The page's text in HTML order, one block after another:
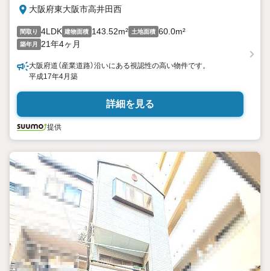
大阪府東大阪市高井田西
間取り 4LDK 建物面積 143.52m² 土地面積 60.0m²
築年月 21年4ヶ月
大阪府道（産業道路）沿いにある視認性の高い物件です。
平成17年4月築
詳細を見る
提供